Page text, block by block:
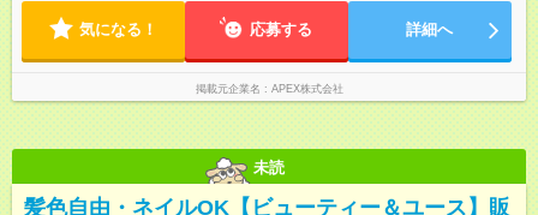
気になる！ 応募する 詳細へ
掲載元企業名 APEX株式会社
未読
髪色自由・ネイルOK【ビューティー＆ユース】販